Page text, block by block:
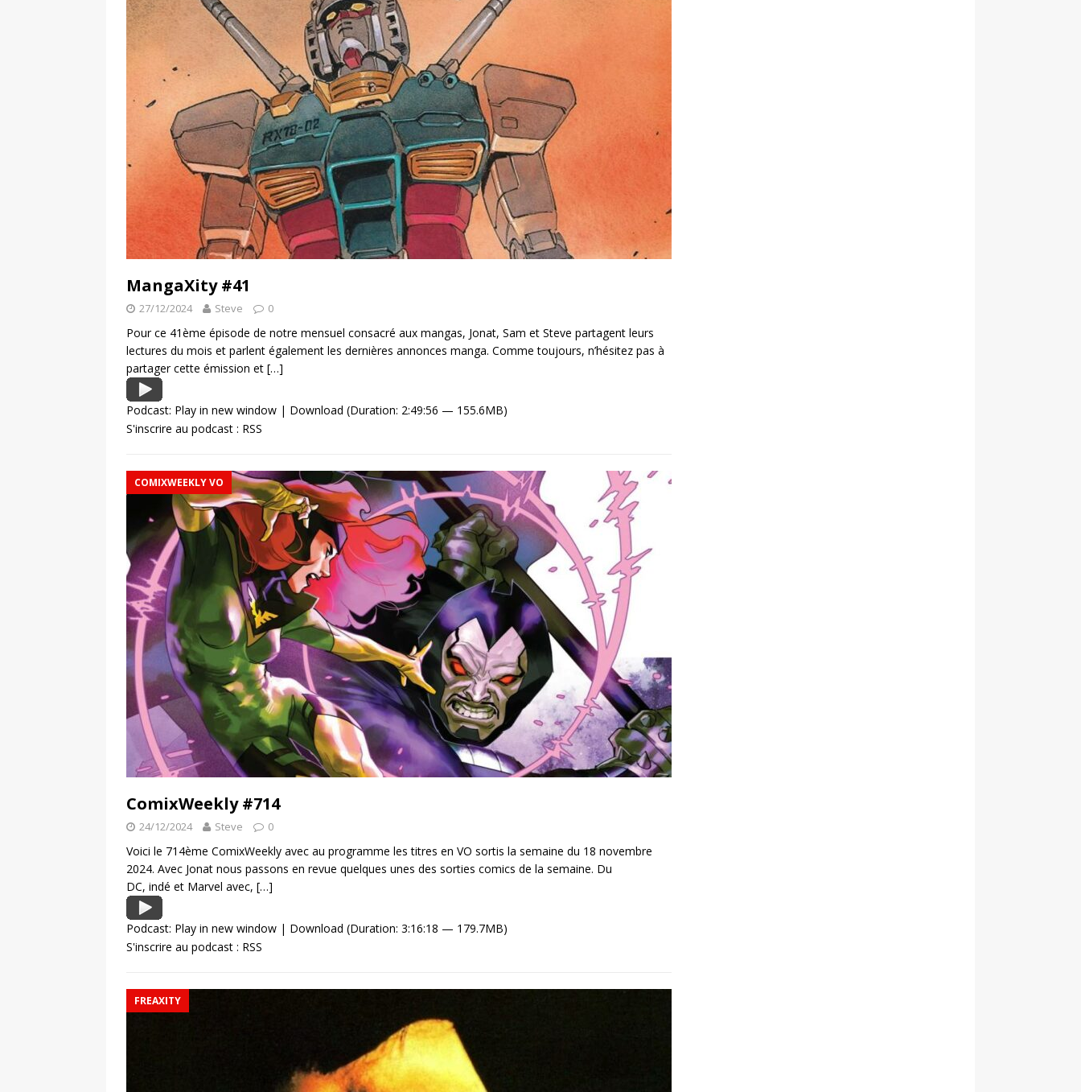
MangaXity #41
27/12/2024 Steve 0
Pour ce 41ème épisode de notre mensuel consacré aux mangas, Jonat, Sam et Steve partagent leurs
lectures du mois et parlent également les dernières annonces manga. Comme toujours, n’hésitez pas à
partager cette émission et […]
Podcast: Play in new window | Download (Duration: 2:49:56 — 155.6MB)
S'inscrire au podcast : RSS
COMIXWEEKLY VO
ComixWeekly #714
24/12/2024 Steve 0
Voici le 714ème ComixWeekly avec au programme les titres en VO sortis la semaine du 18 novembre
2024. Avec Jonat nous passons en revue quelques unes des sorties comics de la semaine. Du
DC, indé et Marvel avec, […]
Podcast: Play in new window | Download (Duration: 3:16:18 — 179.7MB)
S'inscrire au podcast : RSS
FREAXITY